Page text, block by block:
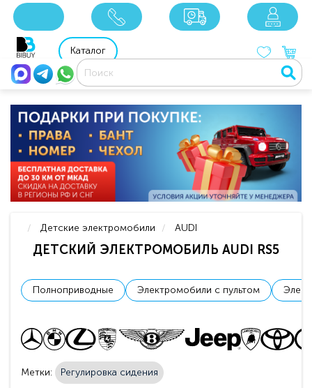
8 800 201 92 06
Каталог
Детские электромобили AUDI
ДЕТСКИЙ ЭЛЕКТРОМОБИЛЬ AUDI RS5
Полноприводные Электромобили с пультом
Метки:
Регулировка сидения